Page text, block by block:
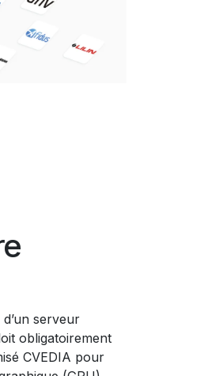
serveur
obligatoirement
CVEDIA pour